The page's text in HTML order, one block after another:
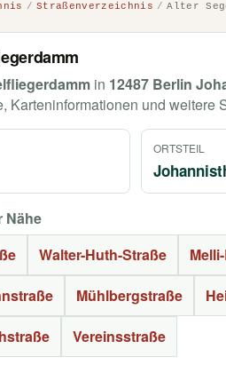
Straßenverzeichnis Alter
in 12487 Berlin
Karteninformationen und weitere
ORTSTEIL
Nähe
Walter-Huth-Straße
Mühlbergstraße
Vereinsstraße